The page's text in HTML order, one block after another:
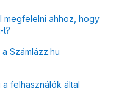
megfelelni ahhoz, hogy
t?
Számlázz.hu
felhasználók által